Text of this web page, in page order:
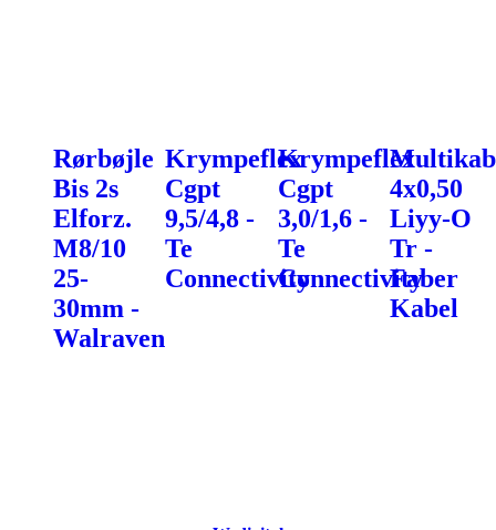
Rørbøjle
Bis 2s
Elforz.
M8/10
25-
30mm -
Walraven
Krympeflex
Cgpt
9,5/4,8 -
Te
Connectivity
Krympeflex
Cgpt
3,0/1,6 -
Te
Connectivity
4x0,50
Liyy-O
Tr -
Faber
Kabel